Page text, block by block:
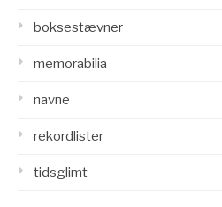
boksestævner
memorabilia
navne
rekordlister
tidsglimt